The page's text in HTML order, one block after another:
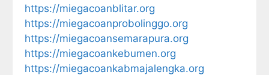
https://miegacoanblitar.org
https://miegacoanprobolinggo.org
https://miegacoansemarapura.org
https://miegacoankebumen.org
https://miegacoankabmajalengka.org